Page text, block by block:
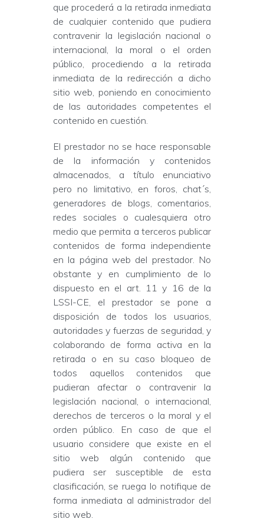
que procederá a la retirada inmediata
de cualquier contenido que pudiera
contravenir la legislación nacional o
internacional, la moral o el orden
público, procediendo a la retirada
inmediata de la redirección a dicho
sitio web, poniendo en conocimiento
de las autoridades competentes el
contenido en cuestión.
El prestador no se hace responsable
de la información y contenidos
almacenados, a título enunciativo
pero no limitativo, en foros, chat´s,
generadores de blogs, comentarios,
redes sociales o cualesquiera otro
medio que permita a terceros publicar
contenidos de forma independiente
en la página web del prestador. No
obstante y en cumplimiento de lo
dispuesto en el art. 11 y 16 de la
LSSI-CE, el prestador se pone a
disposición de todos los usuarios,
autoridades y fuerzas de seguridad, y
colaborando de forma activa en la
retirada o en su caso bloqueo de
todos aquellos contenidos que
pudieran afectar o contravenir la
legislación nacional, o internacional,
derechos de terceros o la moral y el
orden público. En caso de que el
usuario considere que existe en el
sitio web algún contenido que
pudiera ser susceptible de esta
clasificación, se ruega lo notifique de
forma inmediata al administrador del
sitio web.